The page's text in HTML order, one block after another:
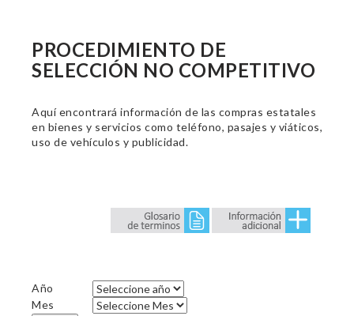
PROCEDIMIENTO DE
SELECCIÓN NO COMPETITIVO
Aquí encontrará información de las compras estatales
en bienes y servicios como teléfono, pasajes y viáticos,
uso de vehículos y publicidad.
Año
Mes